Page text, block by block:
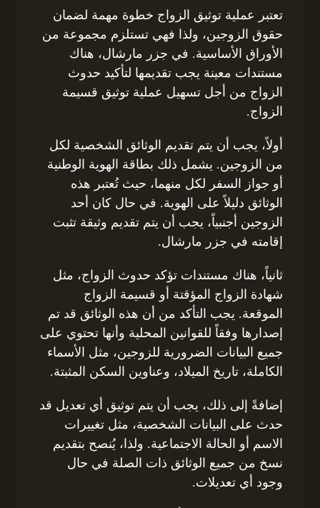
تعتبر عملية توثيق الزواج خطوة مهمة لضمان
حقوق الزوجين، ولذا فهي تستلزم مجموعة من
الأوراق الأساسية. في جزر مارشال، هناك
مستندات معينة يجب تقديمها لتأكيد حدوث
الزواج من أجل تسهيل عملية توثيق قسيمة
الزواج.
أولاً، يجب أن يتم تقديم الوثائق الشخصية لكل
من الزوجين. يشمل ذلك بطاقة الهوية الوطنية
أو جواز السفر لكل منهما، حيث تُعتبر هذه
الوثائق دليلاً على الهوية. في حال كان أحد
الزوجين أجنبياً، يجب أن يتم تقديم وثيقة تثبت
إقامته في جزر مارشال.
ثانياً، هناك مستندات تؤكد حدوث الزواج، مثل
شهادة الزواج المؤقتة أو قسيمة الزواج
الموقعة. يجب التأكد من أن هذه الوثائق قد تم
إصدارها وفقاً للقوانين المحلية وأنها تحتوي على
جميع البيانات الضرورية للزوجين، مثل الأسماء
الكاملة، تاريخ الميلاد، وعناوين السكن المثبتة.
إضافةً إلى ذلك، يجب أن يتم توثيق أي تعديل قد
حدث على البيانات الشخصية، مثل تغييرات
الاسم أو الحالة الاجتماعية. ولذا، يُنصح بتقديم
نسخ من جميع الوثائق ذات الصلة في حال
وجود أي تعديلات.